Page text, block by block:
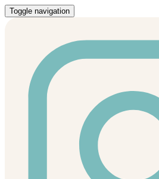
Toggle navigation